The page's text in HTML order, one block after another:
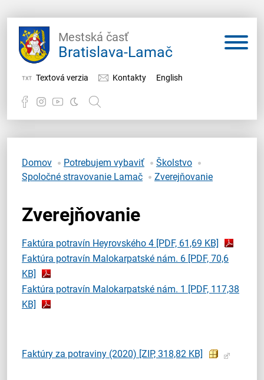
Mestská časť
Bratislava-Lamač
Textová verzia Kontakty English
Samospráva
Miestny úrad
O Lamači
Domov Potrebujem vybaviť
Školstvo
Spoločné stravovanie Lamač
Zverejňovanie
Zverejňovanie
Faktúra potravín Heyrovského 4 [PDF, 61,69 KB]
Faktúra potravín Malokarpatské nám. 6 [PDF, 70,6
KB]
Faktúra potravín Malokarpatské nám. 1 [PDF, 117,38
KB]
Faktúry za potraviny (2020) [ZIP, 318,82 KB]